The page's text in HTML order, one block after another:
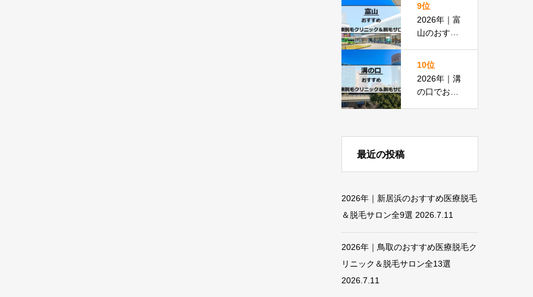
脱毛＆脱毛
サロン全15
選
9位
2026年｜富
山のおすす
クリニック
＆脱毛サロ
ン全18選
10位
2026年｜溝
の口でおす
最近の投稿
2026年｜新居浜のおすすめ医療脱毛
＆脱毛サロン全9選 2026.7.11
2026年｜鳥取のおすすめ医療脱毛ク
リニック＆脱毛サロン全13選
2026.7.11